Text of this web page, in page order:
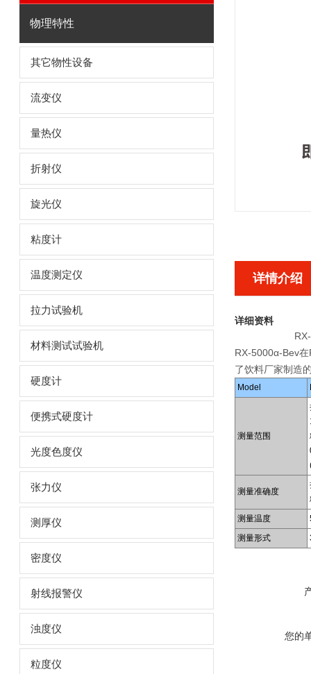
物理特性
其它物性设备
流变仪
量热仪
折射仪
旋光仪
粘度计
温度测定仪
拉力试验机
材料测试试验机
硬度计
便携式硬度计
光度色度仪
张力仪
测厚仪
密度仪
射线报警仪
浊度仪
粒度仪
详情介绍
详细资料
RX-5000α-Bev
了饮料厂家制造
Model
测量范围
测量准确度
测量温度
测量形式
您的